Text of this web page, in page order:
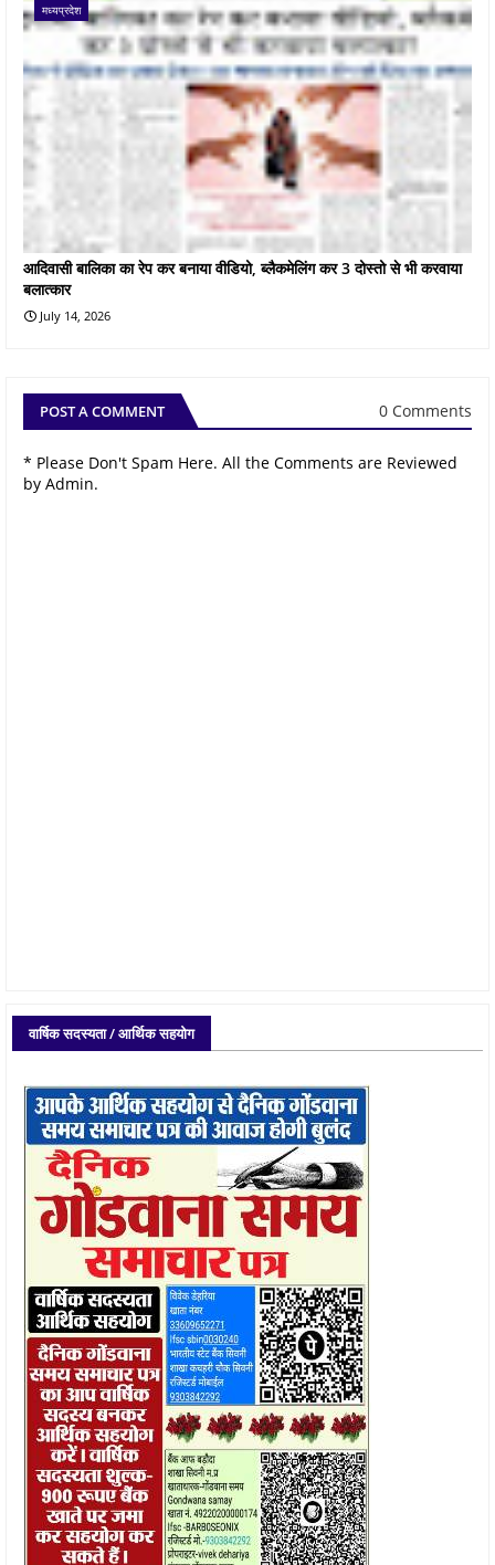
मध्यप्रदेश
आदिवासी बालिका का रेप कर बनाया वीडियो, ब्लैकमेलिंग कर 3 दोस्तो से भी करवाया
बलात्कार
July 14, 2026
POST A COMMENT 0 Comments
* Please Don't Spam Here. All the Comments are Reviewed
by Admin.
वार्षिक सदस्यता / आर्थिक सहयोग